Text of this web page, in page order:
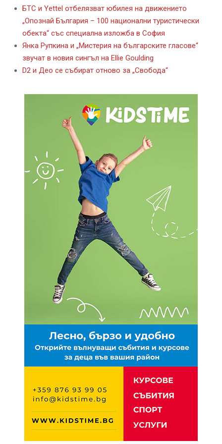
БТС и Yettel отбелязват юбилея на движението
„Опознай България – 100 национални туристически
обекта“ със специална изложба в София
Янка Рупкина и „Мистерия на българските гласове“
звучат в новия сингъл на Ellie Goulding
D2 и Део се събират отново за „Свобода“